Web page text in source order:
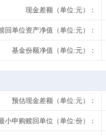
现金差额（单位:元）：
回单位资产净值（单位:元）：
基金份额净值（单位:元）：
预估现金差额（单位:元）：
小申购赎回单位（单位:份）：